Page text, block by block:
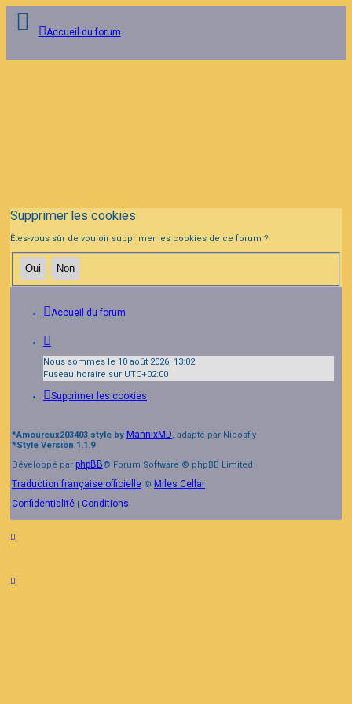
Accueil du forum
Supprimer les cookies
Êtes-vous sûr de vouloir supprimer les cookies de ce forum ?
Accueil du forum
Nous sommes le 10 août 2026, 13:02
Fuseau horaire sur UTC+02:00
Supprimer les cookies
*Amoureux203403 style by MannixMD, adapté par Nicosfly
*Style Version 1.1.9
Développé par phpBB® Forum Software © phpBB Limited
Traduction française officielle © Miles Cellar
Confidentialité
Conditions